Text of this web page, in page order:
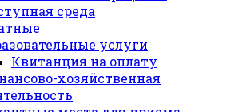
среда
услуги
Квитанция на оплату
хозяйственная